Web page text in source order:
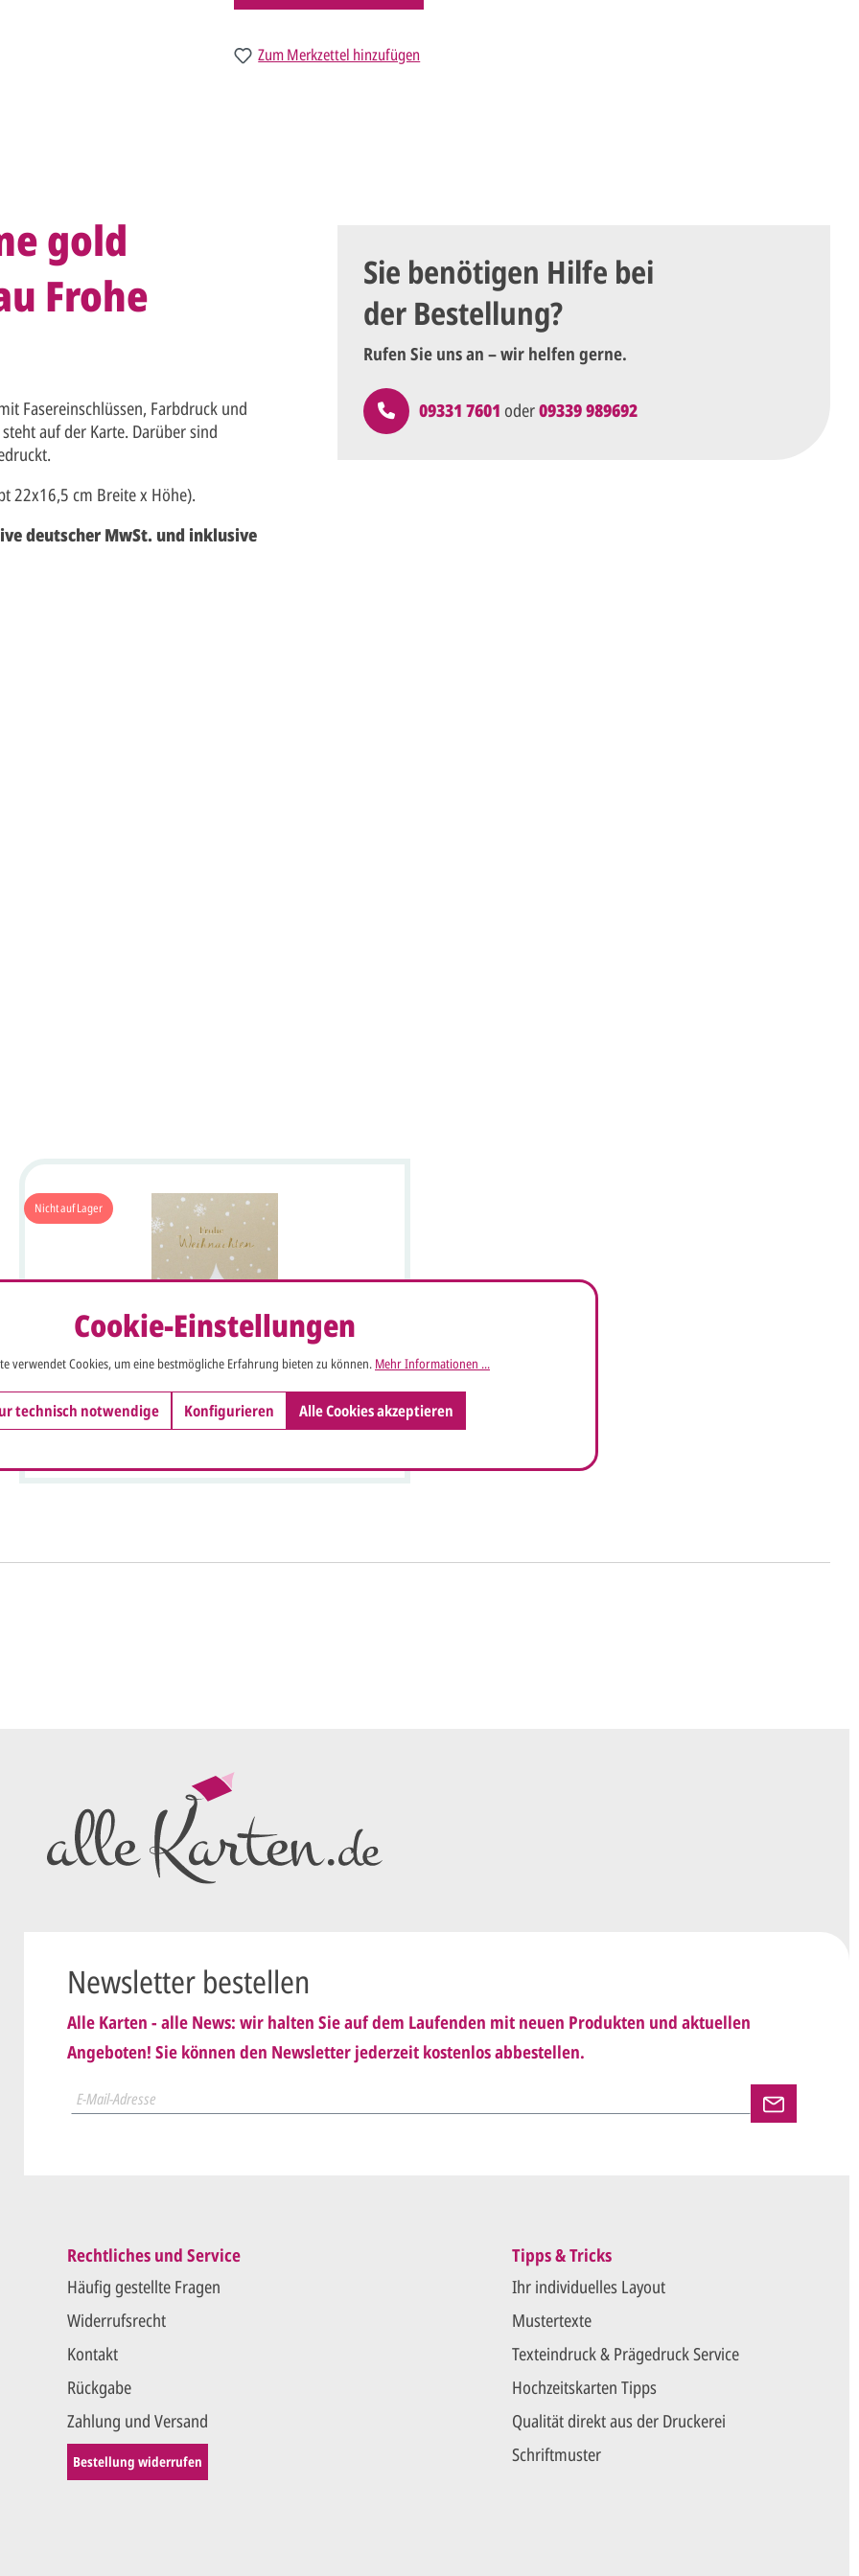
Zum Merkzettel hinzufügen
gold
Frohe
Fasereinschlüssen, Farbdruck und
auf der Karte. Darüber sind
22x16,5 cm Breite x Höhe).
deutscher MwSt. und inklusive
Sie benötigen Hilfe bei
der Bestellung?
Rufen Sie uns an – wir helfen gerne.
09331 7601 oder09339 989692
Nicht auf Lager
Weihnachtskarte sandfarben metallic Frohe
Weihnachten weißer Weihnachtsbaum
genommen und erkenne
Sie setzen sich mit uns in Verbindung (telefonisch oder per
E-Mail) und besprechen mit uns, was Sie am
Sie erteilen uns per E-Mail dieDruckfreigabe.
Wir drucken und versenden Ihre Karten.
Rechtliches und Service
Häufig gestellte Fragen
Widerrufsrecht
Kontakt
Rückgabe
Zahlung und Versand
Bestellung widerrufen
Tipps & Tricks
Ihr individuelles Layout
Mustertexte
Texteindruck & Prägedruck Service
Hochzeitskarten Tipps
Qualität direkt aus der Druckerei
Schriftmuster
Newsletter bestellen
Alle Karten - alle News: wir halten Sie auf dem Laufenden mit neuen Produkten und aktuellen
Angeboten! Sie können den Newsletter jederzeit kostenlos abbestellen.
Cookie-Einstellungen
verwendet Cookies, um eine bestmögliche Erfahrung bieten zu können. Mehr Informationen ...
technisch notwendige Konfigurieren Alle Cookies akzeptieren